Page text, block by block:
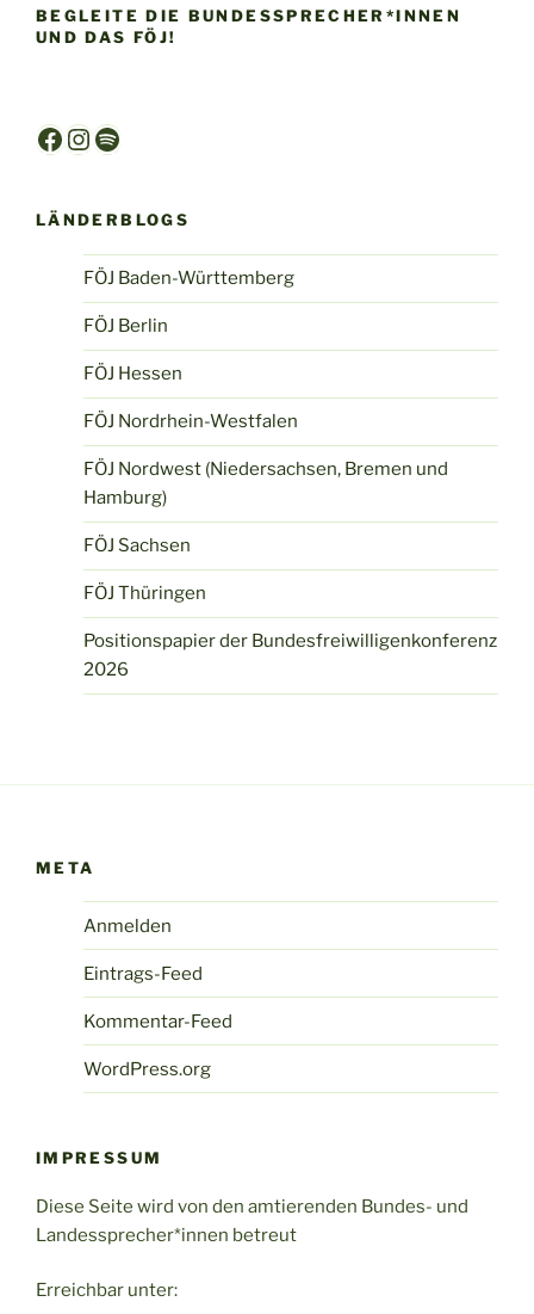
BEGLEITE DIE BUNDESSPRECHER*INNEN
UND DAS FÖJ!
Facebook
Instagram
Spotify
LÄNDERBLOGS
FÖJ Baden-Württemberg
FÖJ Berlin
FÖJ Hessen
FÖJ Nordrhein-Westfalen
FÖJ Nordwest (Niedersachsen, Bremen und
Hamburg)
FÖJ Sachsen
FÖJ Thüringen
Positionspapier der Bundesfreiwilligenkonferenz
2026
META
Anmelden
Eintrags-Feed
Kommentar-Feed
WordPress.org
IMPRESSUM
Diese Seite wird von den amtierenden Bundes- und
Landessprecher*innen betreut
Erreichbar unter: